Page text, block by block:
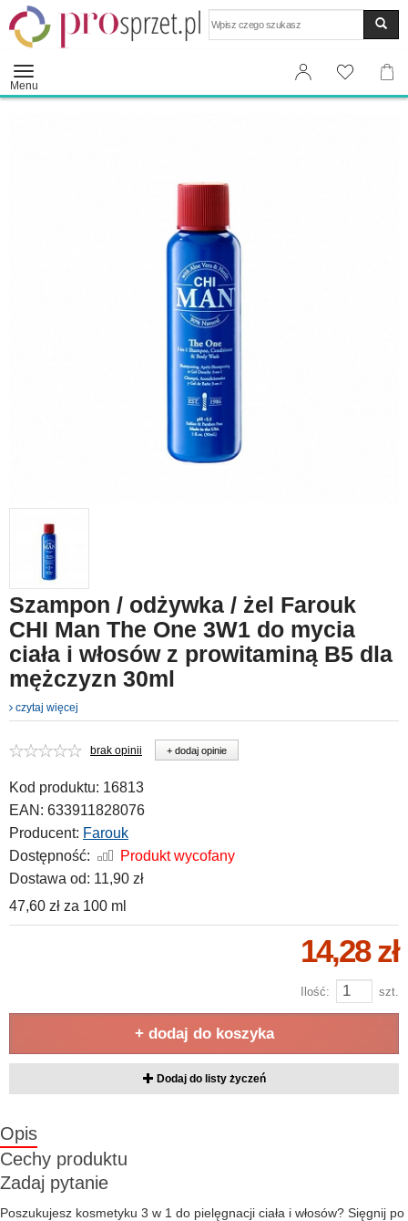
Menu
Szampon / odżywka / żel Farouk
CHI Man The One 3W1 do mycia
ciała i włosów z prowitaminą B5 dla
mężczyzn 30ml
czytaj więcej
brak opinii + dodaj opinie
Kod produktu: 16813
EAN: 633911828076
Producent: Farouk
Dostępność:
Produkt wycofany
Dostawa od: 11,90 zł
47,60 zł za 100 ml
14,28 zł
Ilość: szt.
+ dodaj do koszyka
Dodaj do listy życzeń
Opis
Cechy produktu
Zadaj pytanie
Poszukujesz kosmetyku 3 w 1 do pielęgnacji ciała i włosów? Sięgnij po